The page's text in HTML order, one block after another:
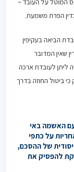
הפרת משמעת.
הביאה בעקיפין
שאין המדובר
ליתן לעובדת ארכה
ביטול החוזה בדרך
האשמה באי
על כתפי
של ההסכם,
להפסיק את